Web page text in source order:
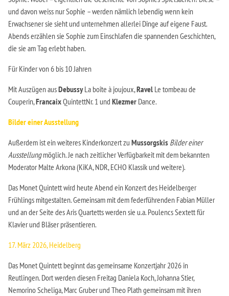
und davon weiss nur Sophie – werden nämlich lebendig wenn kein
Erwachsener sie sieht und unternehmen allerlei Dinge auf eigene Faust.
Abends erzählen sie Sophie zum Einschlafen die spannenden Geschichten,
die sie am Tag erlebt haben.
Für Kinder von 6 bis 10 Jahren
Mit Auszügen ausDebussyLa boîte à joujoux,Ravel Le tombeau de
Couperin,FrancaixQuintettNr. 1 und Klezmer Dance.
Bilder einer Ausstellung
Außerdem ist ein weiteres Kinderkonzert zu Mussorgskis Bilder einer
Ausstellungmöglich. Je nach zeitlicher Verfügbarkeit mit dem bekannten
Moderator Malte Arkona (KiKA, NDR, ECHO Klassik und weitere).
Das Monet Quintett wird heute Abend ein Konzert des Heidelberger
Frühlings mitgestalten. Gemeinsam mit dem federführenden Fabian Müller
und an der Seite des Aris Quartetts werden sie u.a. Poulencs Sextett für
Klavier und Bläser präsentieren.
17. März 2026, Heidelberg
Das Monet Quintett beginnt das gemeinsame Konzertjahr 2026 in
Reutlingen. Dort werden diesen Freitag Daniela Koch, Johanna Stier,
Nemorino Scheliga, Marc Gruber und Theo Plath gemeinsam mit ihren